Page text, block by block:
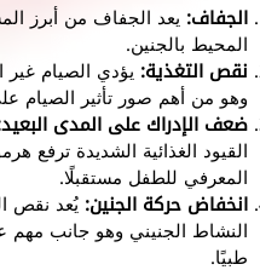
الجفاف: يعد الجفاف من أبرز
المحيط بالجنين.
نقص التغذية: يؤدي الصيام
وهو من أهم صور تأثير الصيام
ضعف الإدراك على المدى
القيود الغذائية الشديدة ترفع
المعرفي للطفل مستقبلًا.
انخفاض حركة الجنين: يُعد نقص
النشاط الجنيني وهو جانب مهم
طبيًا.